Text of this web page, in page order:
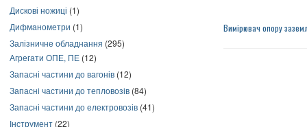
Дискові ножиці (1)
Дифманометри (1)
Залізничне обладнання (295)
Агрегати ОПЕ, ПЕ (12)
Запасні частини до вагонів (12)
Запасні частини до тепловозів (84)
Запасні частини до електровозів (41)
Інструмент (22)
Вимірювач опору